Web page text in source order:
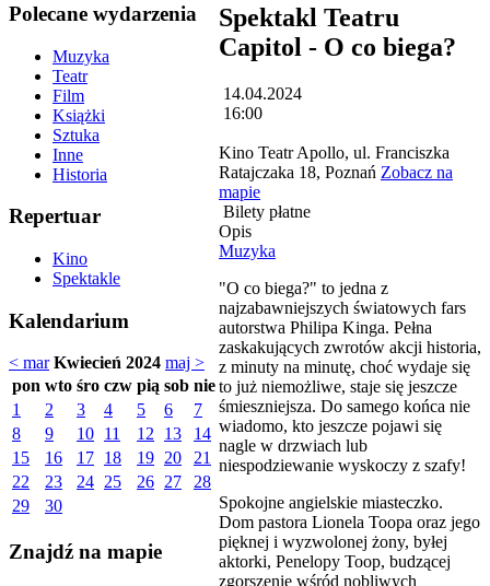
Polecane wydarzenia
Muzyka
Teatr
Film
Książki
Sztuka
Inne
Historia
Repertuar
Kino
Spektakle
Kalendarium
< mar Kwiecień 2024 maj >
pon wto śro czw pią sob nie
1
2 3 4 5 6
7
8
9 10 11 12 13
14
15
16 17 18 19 20
21
22
23 24 25 26 27
28
29
30
Znajdź na mapie
Spektakl Teatru
Capitol - O co biega?
14.04.2024
16:00
Kino Teatr Apollo, ul. Franciszka
Ratajczaka 18, Poznań Zobacz na
mapie
Bilety płatne
Opis
Muzyka
"O co biega?" to jedna z
najzabawniejszych światowych fars
autorstwa Philipa Kinga. Pełna
zaskakujących zwrotów akcji historia,
z minuty na minutę, choć wydaje się
to już niemożliwe, staje się jeszcze
śmieszniejsza. Do samego końca nie
wiadomo, kto jeszcze pojawi się
nagle w drzwiach lub
niespodziewanie wyskoczy z szafy!
Spokojne angielskie miasteczko.
Dom pastora Lionela Toopa oraz jego
pięknej i wyzwolonej żony, byłej
aktorki, Penelopy Toop, budzącej
zgorszenie wśród nobliwych